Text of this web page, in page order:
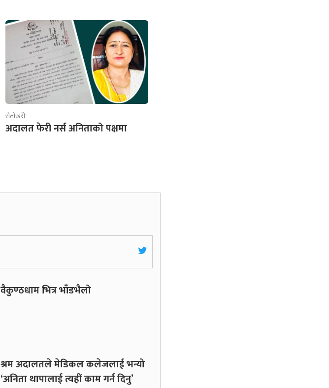
सेतोखरी
अदालत फेरी नर्स अनिताको पक्षमा
वैकुण्ठधाम भित्र भाँडभैलो
श्रम अदालतले मेडिकल कलेजलाई भन्यो
‘अनिता थापालाई त्यहीं काम गर्न दिनु’